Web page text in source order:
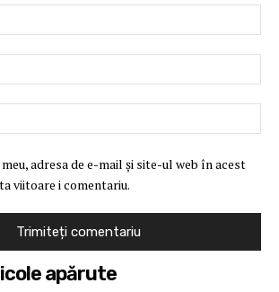
adresa de e-mail și site-ul web în acest
viitoare i comentariu.
apărute